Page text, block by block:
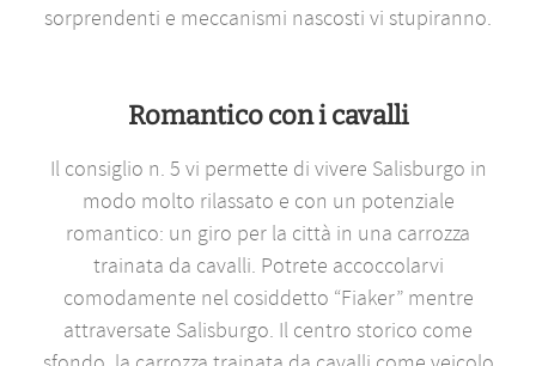
sorprendenti e meccanismi nascosti vi stupiranno.
Romantico con i cavalli
Il consiglio n. 5 vi permette di vivere Salisburgo in
modo molto rilassato e con un potenziale
romantico: un giro per la città in una carrozza
trainata da cavalli. Potrete accoccolarvi
comodamente nel cosiddetto “Fiaker” mentre
attraversate Salisburgo. Il centro storico come